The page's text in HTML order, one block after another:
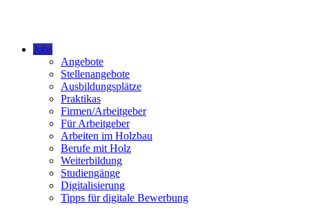
Jobs
Angebote
Stellenangebote
Ausbildungsplätze
Praktikas
Firmen/Arbeitgeber
Für Arbeitgeber
Arbeiten im Holzbau
Berufe mit Holz
Weiterbildung
Studiengänge
Digitalisierung
Tipps für digitale Bewerbung